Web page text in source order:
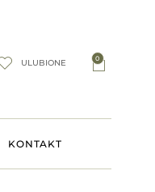
ULUBIONE 0
KONTAKT